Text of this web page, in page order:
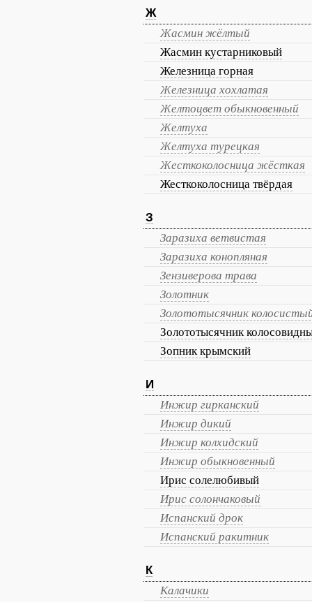
Ж
Жасмин жёлтый
Жасмин кустарниковый
Железница горная
Железница хохлатая
Желтоцвет обыкновенный
Желтуха
Желтуха турецкая
Жесткоколосница жёсткая
Жесткоколосница твёрдая
З
Заразиха ветвистая
Заразиха конопляная
Зензиверова трава
Золотник
Золототысячник
Золототысячник
Зопник крымский
И
Инжир гирканский
Инжир дикий
Инжир колхидский
Инжир обыкновенный
Ирис солелюбивый
Ирис солончаковый
Испанский дрок
Испанский ракитник
К
Калачики